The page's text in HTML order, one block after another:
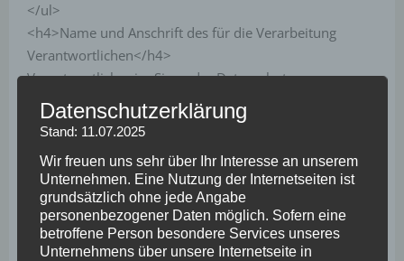
</ul>
<h4>Name und Anschrift des für die Verarbeitung
Verantwortlichen</h4>
Verantwortlicher im Sinne der Datenschutz-
Grundverordnung, sonstiger in den Mitgliedstaaten der
Europäischen Union geltenden Datenschutzgesetze und
Charakter ist die:
Yvonne Beck - Gesundheitsberatung
Yvonne Beck
Datenschutzerklärung
Stand: 11.07.2025
Wir freuen uns sehr über Ihr Interesse an unserem
Unternehmen. Eine Nutzung der Internetseiten ist
grundsätzlich ohne jede Angabe
personenbezogener Daten möglich. Sofern eine
betroffene Person besondere Services unseres
Unternehmens über unsere Internetseite in